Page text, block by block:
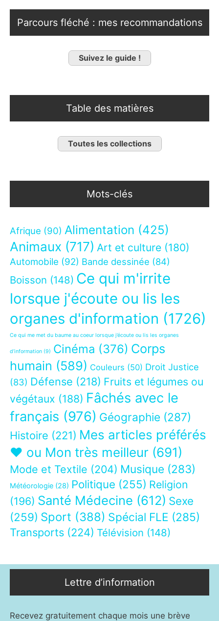
Parcours fléché : mes recommandations
Suivez le guide !
Table des matières
Toutes les collections
Mots-clés
Afrique (90) Alimentation (425)
Animaux (717) Art et culture (180)
Automobile (92) Bande dessinée (84)
Boisson (148) Ce qui m'irrite
lorsque j'écoute ou lis les
organes d'information (1726)
Ce qui me met du baume au coeur lorsque j’écoute ou lis les organes
d’information (9) Cinéma (376) Corps
humain (589) Couleurs (50) Droit Justice
(83) Défense (218) Fruits et légumes ou
végétaux (188) Fâchés avec le
français (976) Géographie (287)
Histoire (221) Mes articles préférés
❤ ou Mon très meilleur (691)
Mode et Textile (204) Musique (283)
Météorologie (28) Politique (255) Religion
(196) Santé Médecine (612) Sexe
(259) Sport (388) Spécial FLE (285)
Transports (224) Télévision (148)
Lettre d’information
Recevez gratuitement chaque mois une brève